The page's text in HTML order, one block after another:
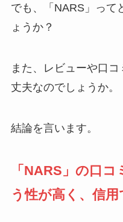
でも、「NARS」って
ょうか？
また、レビューや口
丈夫なのでしょうか。
結論を言います。
「NARS」の口
う性が高く、信用